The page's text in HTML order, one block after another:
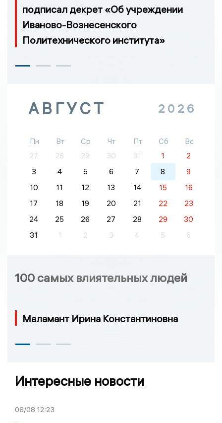
подписал декрет «Об учреждении
Иваново-Вознесенского
Политехнического института»
АВГУСТ 2026
Пн Вт Ср Чт Пт Сб
Вс
27
28 29 30 31 1
2
3
4 5 6 7 8
9
10
11 12 13 14 15
16
17
18 19 20 21 22
23
24
25 26 27 28 29
30
31
1 2 3 4 5 6
100 самых влиятельных людей
Маламант Ирина Константиновна
Интересные новости
06/08 12:23